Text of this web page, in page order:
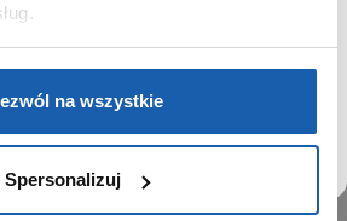
na wszystkie
Spersonalizuj